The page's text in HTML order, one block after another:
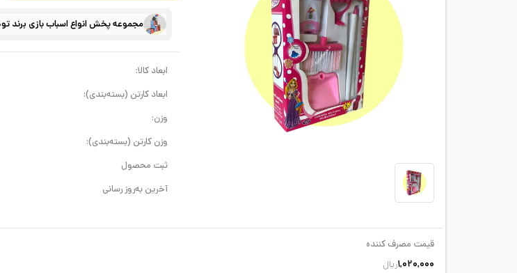
مجموعه پخش انواع اسباب بازی برند
ابعاد کالا:
ابعاد کارتن (بسته‌بندی):
وزن:
وزن کارتن (بسته‌بندی):
ثبت محصول
آخرین به‌روز رسانی
قیمت مصرف کننده
1,020,000ریال